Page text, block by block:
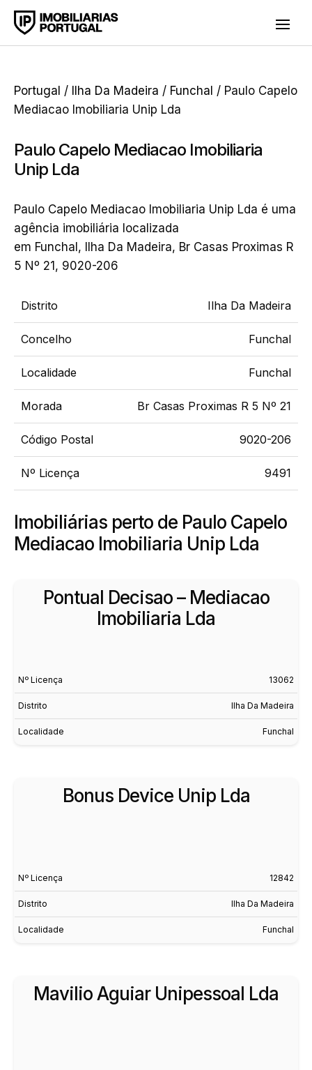
Portugal / Ilha Da Madeira / Funchal / Paulo Capelo
Mediacao Imobiliaria Unip Lda
Paulo Capelo Mediacao Imobiliaria
Unip Lda
Paulo Capelo Mediacao Imobiliaria Unip Lda é uma
agência imobiliária localizada
em Funchal, Ilha Da Madeira, Br Casas Proximas R
5 Nº 21, 9020-206
Distrito Ilha Da Madeira
Concelho Funchal
Localidade Funchal
Morada Br Casas Proximas R 5 Nº 21
Código Postal 9020-206
Nº Licença 9491
Imobiliárias perto de Paulo Capelo
Mediacao Imobiliaria Unip Lda
Pontual Decisao – Mediacao
Imobiliaria Lda
Nº Licença 13062
Distrito Ilha Da Madeira
Localidade Funchal
Bonus Device Unip Lda
Nº Licença 12842
Distrito Ilha Da Madeira
Localidade Funchal
Mavilio Aguiar Unipessoal Lda